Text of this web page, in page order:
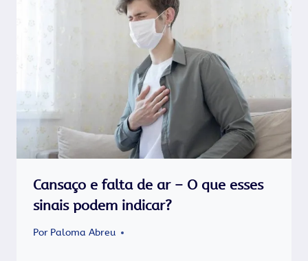
Cansaço e falta de ar – O que esses
sinais podem indicar?
Por Paloma Abreu